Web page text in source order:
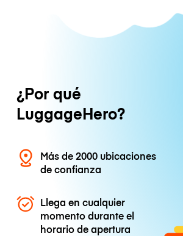
¿Por qué
LuggageHero?
Más de 2000 ubicaciones
de confianza
Llega en cualquier
momento durante el
horario de apertura